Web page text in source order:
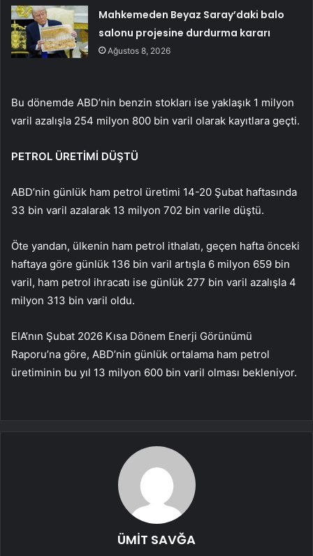
Mahkemeden Beyaz Saray’daki balo
salonu projesine durdurma kararı
Ağustos 8, 2026
Bu dönemde ABD’nin benzin stokları ise yaklaşık 1 milyon
varil azalışla 254 milyon 800 bin varil olarak kayıtlara geçti.
PETROL ÜRETİMİ DÜŞTÜ
ABD’nin günlük ham petrol üretimi 14-20 Şubat haftasında
33 bin varil azalarak 13 milyon 702 bin varile düştü.
Öte yandan, ülkenin ham petrol ithalatı, geçen hafta önceki
haftaya göre günlük 136 bin varil artışla 6 milyon 659 bin
varil, ham petrol ihracatı ise günlük 277 bin varil azalışla 4
milyon 313 bin varil oldu.
EIA’nın Şubat 2026 Kısa Dönem Enerji Görünümü
Raporu’na göre, ABD’nin günlük ortalama ham petrol
üretiminin bu yıl 13 milyon 600 bin varil olması bekleniyor.
ÜMİT SAVĞA